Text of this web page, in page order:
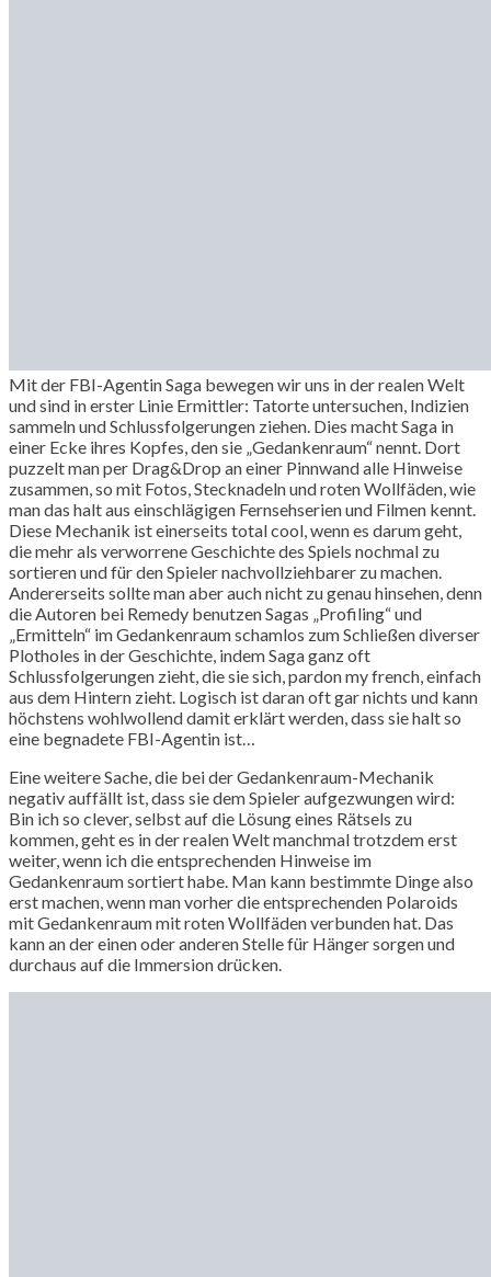
Mit der FBI-Agentin Saga bewegen wir uns in der realen Welt
und sind in erster Linie Ermittler: Tatorte untersuchen, Indizien
sammeln und Schlussfolgerungen ziehen. Dies macht Saga in
einer Ecke ihres Kopfes, den sie „Gedankenraum“ nennt. Dort
puzzelt man per Drag&Drop an einer Pinnwand alle Hinweise
zusammen, so mit Fotos, Stecknadeln und roten Wollfäden, wie
man das halt aus einschlägigen Fernsehserien und Filmen kennt.
Diese Mechanik ist einerseits total cool, wenn es darum geht,
die mehr als verworrene Geschichte des Spiels nochmal zu
sortieren und für den Spieler nachvollziehbarer zu machen.
Andererseits sollte man aber auch nicht zu genau hinsehen, denn
die Autoren bei Remedy benutzen Sagas „Profiling“ und
„Ermitteln“ im Gedankenraum schamlos zum Schließen diverser
Plotholes in der Geschichte, indem Saga ganz oft
Schlussfolgerungen zieht, die sie sich, pardon my french, einfach
aus dem Hintern zieht. Logisch ist daran oft gar nichts und kann
höchstens wohlwollend damit erklärt werden, dass sie halt so
eine begnadete FBI-Agentin ist…
Eine weitere Sache, die bei der Gedankenraum-Mechanik
negativ auffällt ist, dass sie dem Spieler aufgezwungen wird:
Bin ich so clever, selbst auf die Lösung eines Rätsels zu
kommen, geht es in der realen Welt manchmal trotzdem erst
weiter, wenn ich die entsprechenden Hinweise im
Gedankenraum sortiert habe. Man kann bestimmte Dinge also
erst machen, wenn man vorher die entsprechenden Polaroids
mit Gedankenraum mit roten Wollfäden verbunden hat. Das
kann an der einen oder anderen Stelle für Hänger sorgen und
durchaus auf die Immersion drücken.